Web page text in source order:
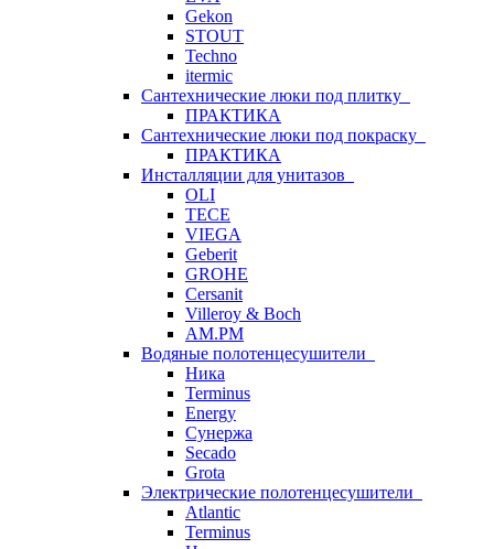
Gekon
STOUT
Techno
itermic
Сантехнические люки под плитку
ПРАКТИКА
Сантехнические люки под покраску
ПРАКТИКА
Инсталляции для унитазов
OLI
TECE
VIEGA
Geberit
GROHE
Cersanit
Villeroy & Boch
AM.PM
Водяные полотенцесушители
Ника
Terminus
Energy
Сунержа
Secado
Grota
Электрические полотенцесушители
Atlantic
Terminus